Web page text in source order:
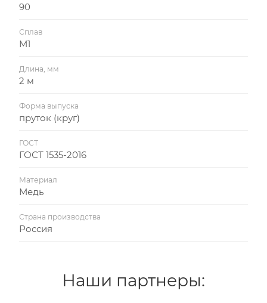
90
Сплав
М1
Длина, мм
2 м
Форма выпуска
пруток (круг)
ГОСТ
ГОСТ 1535-2016
Материал
Медь
Страна производства
Россия
Наши партнеры: